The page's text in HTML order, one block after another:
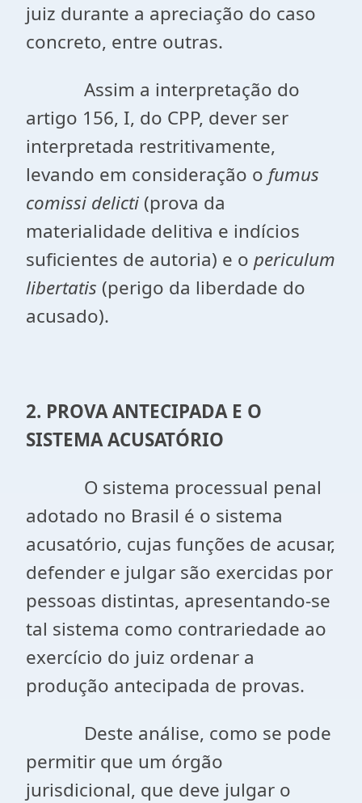
juiz durante a apreciação do caso
concreto, entre outras.
Assim a interpretação do
artigo 156, I, do CPP, dever ser
interpretada restritivamente,
levando em consideração o fumus
comissi delicti (prova da
materialidade delitiva e indícios
suficientes de autoria) e o periculum
libertatis (perigo da liberdade do
acusado).
2. PROVA ANTECIPADA E O
SISTEMA ACUSATÓRIO
O sistema processual penal
adotado no Brasil é o sistema
acusatório, cujas funções de acusar,
defender e julgar são exercidas por
pessoas distintas, apresentando-se
tal sistema como contrariedade ao
exercício do juiz ordenar a
produção antecipada de provas.
Deste análise, como se pode
permitir que um órgão
jurisdicional, que deve julgar o